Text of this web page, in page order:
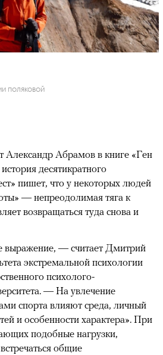
ПОЛЯКОВОЙ
Александр Абрамов в книге «Ген
десятикратного
пишет, что у некоторых людей
— непреодолимая тяга к
возвращаться туда снова и
выражение, — считает Дмитрий
экстремальной психологии
психолого-
— На увлечение
спорта влияют среда, личный
и особенности характера». При
подобные нагрузки,
общие